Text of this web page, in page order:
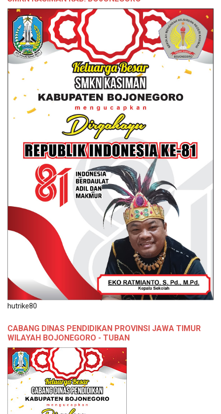
hutrike80
CABANG DINAS PENDIDIKAN PROVINSI JAWA TIMUR
WILAYAH BOJONEGORO - TUBAN